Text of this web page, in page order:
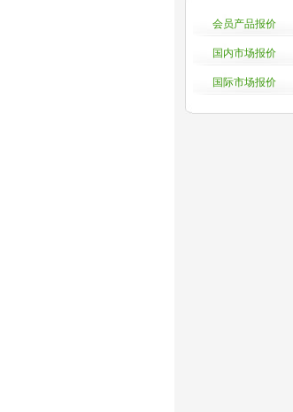
会员产品报价
国内市场报价
国际市场报价